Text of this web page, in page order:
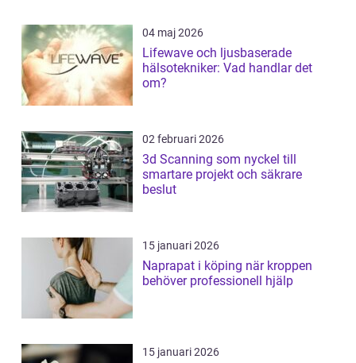
04 maj 2026
Lifewave och ljusbaserade
hälsotekniker: Vad handlar det
om?
02 februari 2026
3d Scanning som nyckel till
smartare projekt och säkrare
beslut
15 januari 2026
Naprapat i köping när kroppen
behöver professionell hjälp
15 januari 2026